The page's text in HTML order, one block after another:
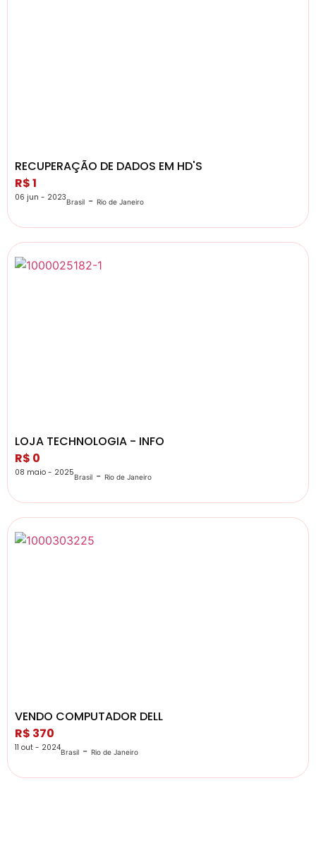
RECUPERAÇÃO DE DADOS EM HD'S
R$ 1
06 jun - 2023Brasil - Rio de Janeiro
LOJA TECHNOLOGIA - INFO
R$ 0
08 maio - 2025Brasil - Rio de Janeiro
VENDO COMPUTADOR DELL
R$ 370
11 out - 2024Brasil - Rio de Janeiro